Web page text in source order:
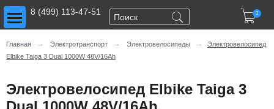
0
8 (499) 113-47-51
Toggle main menu visibility
Главная → Электротранспорт → Электровелосипеды →
Электровелосипед
Elbike Taiga 3 Dual 1000W 48V/16Ah
Электровелосипед Elbike Taiga 3